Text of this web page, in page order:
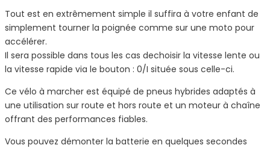
Tout est en extrêmement simple il suffira à votre enfant de
simplement tourner la poignée comme sur une moto pour
accélérer.
Il sera possible dans tous les cas dechoisir la vitesse lente ou
la vitesse rapide via le bouton : 0/I située sous celle-ci.
Ce vélo à marcher est équipé de pneus hybrides adaptés à
une utilisation sur route et hors route et un moteur à chaîne
offrant des performances fiables.
Vous pouvez démonter la batterie en quelques secondes